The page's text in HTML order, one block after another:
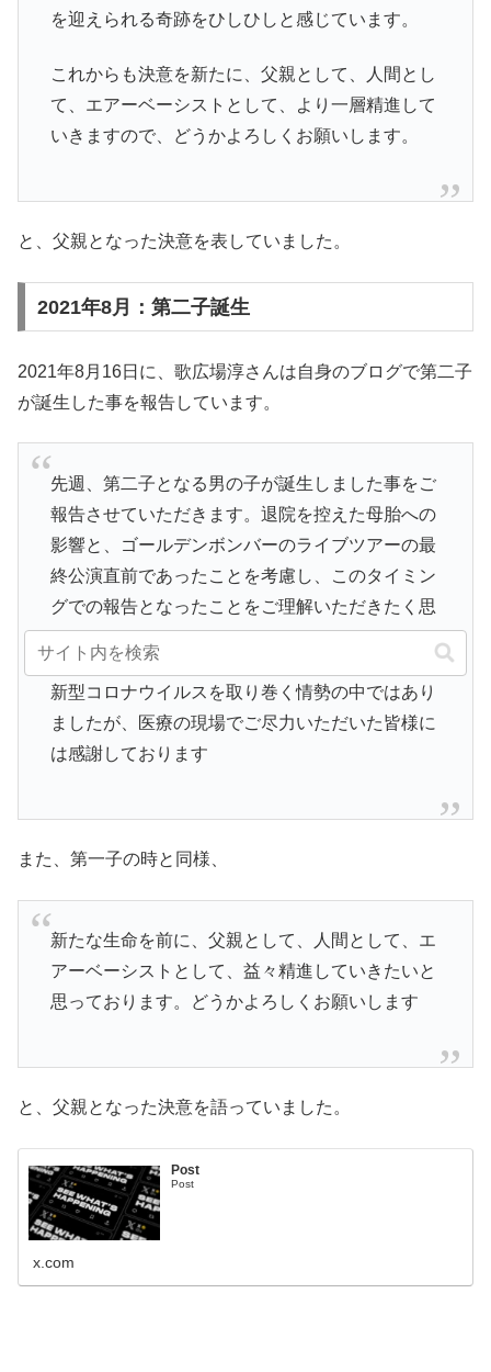
を迎えられる奇跡をひしひしと感じています。
これからも決意を新たに、父親として、人間とし
て、エアーベーシストとして、より一層精進して
いきますので、どうかよろしくお願いします。
と、父親となった決意を表していました。
2021年8月：第二子誕生
2021年8月16日に、歌広場淳さんは自身のブログで第二子
が誕生した事を報告しています。
先週、第二子となる男の子が誕生しました事をご
報告させていただきます。退院を控えた母胎への
影響と、ゴールデンボンバーのライブツアーの最
終公演直前であったことを考慮し、このタイミン
グでの報告となったことをご理解いただきたく思
います。
新型コロナウイルスを取り巻く情勢の中ではあり
ましたが、医療の現場でご尽力いただいた皆様に
は感謝しております
また、第一子の時と同様、
新たな生命を前に、父親として、人間として、エ
アーベーシストとして、益々精進していきたいと
思っております。どうかよろしくお願いします
と、父親となった決意を語っていました。
Post
Post
x.com